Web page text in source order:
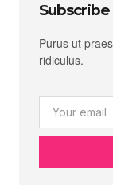
Purus ut
ridiculus.